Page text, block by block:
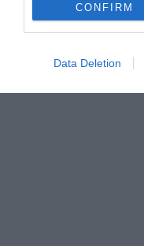
CONFIRM
Data Deletion